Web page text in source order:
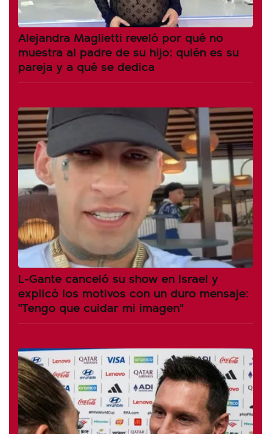
Alejandra Maglietti reveló por qué no
muestra al padre de su hijo: quién es su
pareja y a qué se dedica
L-Gante canceló su show en Israel y
explicó los motivos con un duro mensaje:
"Tengo que cuidar mi imagen"